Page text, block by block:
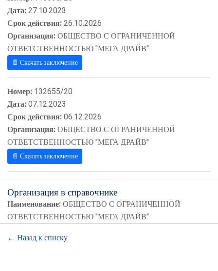
Дата:27.10.2023
Срок действия:26.10.2026
Организация:ОБЩЕСТВО С ОГРАНИЧЕННОЙ
ОТВЕТСТВЕННОСТЬЮ "МЕГА ДРАЙВ"
📄 Скачать заключение
Номер: 132655/20
Дата:07.12.2023
Срок действия:06.12.2026
Организация:ОБЩЕСТВО С ОГРАНИЧЕННОЙ
ОТВЕТСТВЕННОСТЬЮ "МЕГА ДРАЙВ"
📄 Скачать заключение
Организация в справочнике
Наименование:ОБЩЕСТВО С ОГРАНИЧЕННОЙ
ОТВЕТСТВЕННОСТЬЮ "МЕГА ДРАЙВ"
← Назад к списку